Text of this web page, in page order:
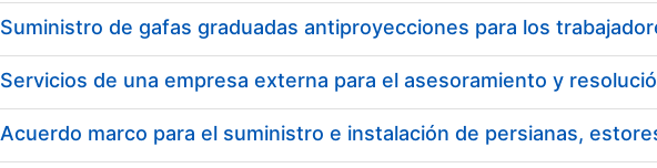
Acuerdo marco para el suministro e instalación de persianas,